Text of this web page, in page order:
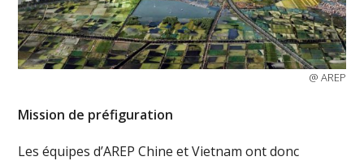
@ AREP
Mission de préfiguration
Les équipes d’AREP Chine et Vietnam ont donc